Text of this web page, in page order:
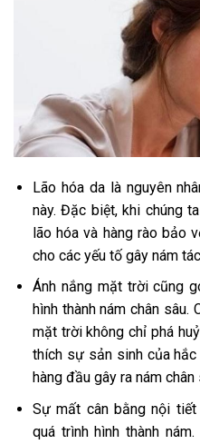
Lão hóa da là nguyên
này. Đặc biệt, khi chúng
lão hóa và hàng rào bảo
cho các yếu tố gây nám
Ánh nắng mặt trời cũng
hình thành nám chân
mặt trời không chỉ phá
thích sự sản sinh của
hàng đầu gây ra nám chân
Sự mất cân bằng nội
quá trình hình thành